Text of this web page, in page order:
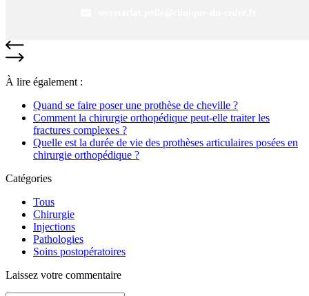
À lire également :
Quand se faire poser une prothèse de cheville ?
Comment la chirurgie orthopédique peut-elle traiter les
fractures complexes ?
Quelle est la durée de vie des prothèses articulaires posées en
chirurgie orthopédique ?
Catégories
Tous
Chirurgie
Injections
Pathologies
Soins postopératoires
Laissez votre commentaire